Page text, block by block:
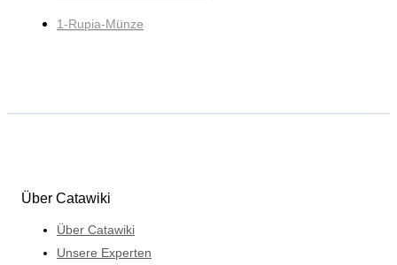
1-Rupia-Münze
Über Catawiki
Über Catawiki
Unsere Experten